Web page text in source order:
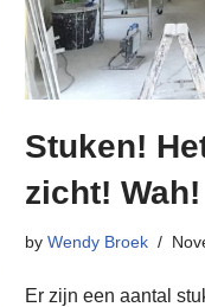
Stuken!
zicht! Wah!
by Wendy Broek
Er zijn een aantal